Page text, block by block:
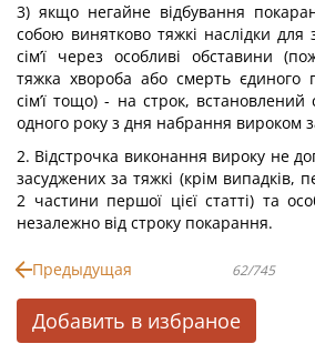
3) якщо негайне відбування
собою винятково тяжкі наслідки для
сім’ї через особливі обставини
тяжка хвороба або смерть єдиного
сім’ї тощо) - на строк,
одного року з дня набрання вироком
2. Відстрочка виконання вироку не
засуджених за тяжкі (крім випадків,
2 частини першої цієї статті) та
незалежно від строку покарання.
Предыдущая 62/745
Добавить в избраное